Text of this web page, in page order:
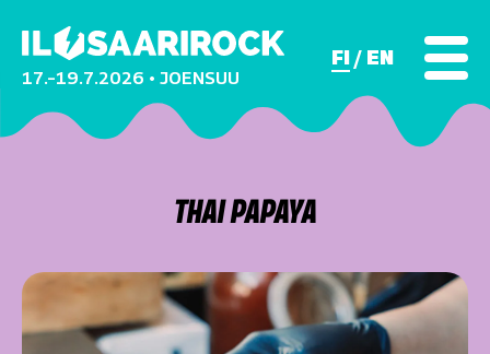
17.–19.7.2026 • JOENSUU
FI EN
THAI PAPAYA